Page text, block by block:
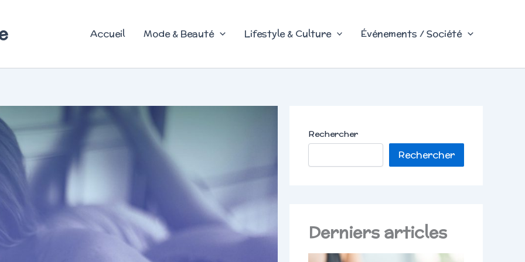
Accueil Mode & Beauté Lifestyle & Culture Événements / Société
Rechercher
Rechercher
Derniers articles